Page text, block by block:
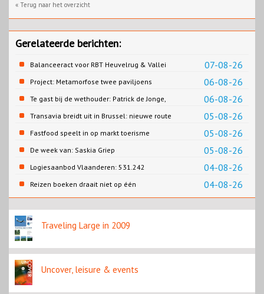
« Terug naar het overzicht
Gerelateerde berichten:
07-08-26
Balanceeract voor RBT Heuvelrug & Vallei
06-08-26
Project: Metamorfose twee paviljoens
Biesbosch MuseumEiland
06-08-26
Te gast bij de wethouder: Patrick de Jonge,
Gemeente Emmen
05-08-26
Transavia breidt uit in Brussel: nieuwe route
naar Porto
05-08-26
Fastfood speelt in op markt toerisme
05-08-26
De week van: Saskia Griep
04-08-26
Logiesaanbod Vlaanderen: 531.242
slaapplaatsen
04-08-26
Reizen boeken draait niet op één
contentbron
Traveling Large in 2009
Uncover, leisure & events